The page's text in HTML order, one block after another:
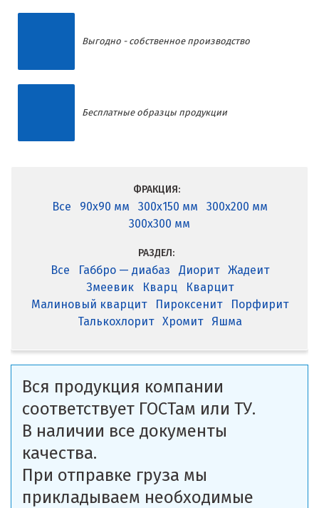
Выгодно - собственное производство
Бесплатные образцы продукции
ФРАКЦИЯ:
Все 90x90 мм 300x150 мм
300x200 мм
300x300 мм
РАЗДЕЛ:
Все Габбро — диабаз Диорит
Жадеит
Змеевик
Кварц
Кварцит
Малиновый кварцит
Пироксенит
Порфирит
Талькохлорит
Хромит Яшма
Вся продукция компании
соответствует ГОСТам или ТУ.
В наличии все документы
качества.
При отправке груза мы
прикладываем необходимые